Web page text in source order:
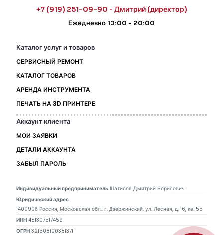
+7 (919) 251-09-90 - Дмитрий (директор)
Ежедневно 10:00 - 20:00
Каталог услуг и товаров
СЕРВИСНЫЙ РЕМОНТ
КАТАЛОГ ТОВАРОВ
АРЕНДА ИНСТРУМЕНТА
ПЕЧАТЬ НА 3D ПРИНТЕРЕ
Аккаунт клиента
МОИ ЗАЯВКИ
ДЕТАЛИ АККАУНТА
ЗАБЫЛ ПАРОЛЬ
Индивидуальный предприниматель Шатилов Дмитрий Борисович
Юридический адрес
140090б Россия, Московская обл., г. Дзержинский, ул. Лесная, д. 16, кв. 55
ИНН 481307517459
ОГРН 321508100381371